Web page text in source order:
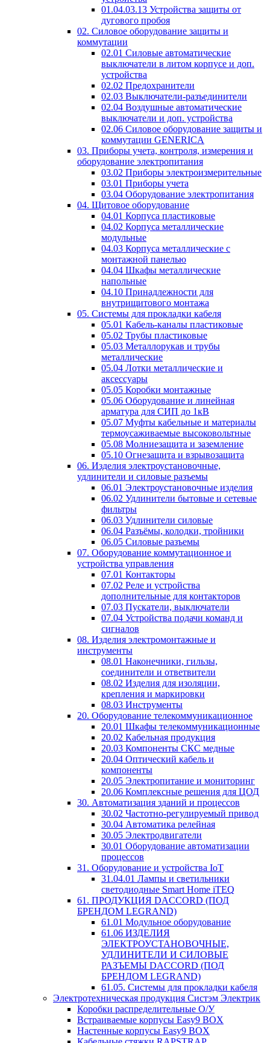
01.04.03.13 Устройства защиты от
дугового пробоя
02. Силовое оборудование защиты и
коммутации
02.01 Силовые автоматические
выключатели в литом корпусе и доп.
устройства
02.02 Предохранители
02.03 Выключатели-разъединители
02.04 Воздушные автоматические
выключатели и доп. устройства
02.06 Силовое оборудование защиты и
коммутации GENERICA
03. Приборы учета, контроля, измерения и
оборудование электропитания
03.02 Приборы электроизмерительные
03.01 Приборы учета
03.04 Оборудование электропитания
04. Щитовое оборудование
04.01 Корпуса пластиковые
04.02 Корпуса металлические
модульные
04.03 Корпуса металлические с
монтажной панелью
04.04 Шкафы металлические
напольные
04.10 Принадлежности для
внутрищитового монтажа
05. Системы для прокладки кабеля
05.01 Кабель-каналы пластиковые
05.02 Трубы пластиковые
05.03 Металлорукав и трубы
металлические
05.04 Лотки металлические и
аксессуары
05.05 Коробки монтажные
05.06 Оборудование и линейная
арматура для СИП до 1кВ
05.07 Муфты кабельные и материалы
термоусаживаемые высоковольтные
05.08 Молниезащита и заземление
05.10 Огнезащита и взрывозащита
06. Изделия электроустановочные,
удлинители и силовые разъемы
06.01 Электроустановочные изделия
06.02 Удлинители бытовые и сетевые
фильтры
06.03 Удлинители силовые
06.04 Разъёмы, колодки, тройники
06.05 Силовые разъемы
07. Оборудование коммутационное и
устройства управления
07.01 Контакторы
07.02 Реле и устройства
дополнительные для контакторов
07.03 Пускатели, выключатели
07.04 Устройства подачи команд и
сигналов
08. Изделия электромонтажные и
инструменты
08.01 Наконечники, гильзы,
соединители и ответвители
08.02 Изделия для изоляции,
крепления и маркировки
08.03 Инструменты
20. Оборудование телекоммуникационное
20.01 Шкафы телекоммуникационные
20.02 Кабельная продукция
20.03 Компоненты СКС медные
20.04 Оптический кабель и
компоненты
20.05 Электропитание и мониторинг
20.06 Комплексные решения для ЦОД
30. Автоматизация зданий и процессов
30.02 Частотно-регулируемый привод
30.04 Автоматика релейная
30.05 Электродвигатели
30.01 Оборудование автоматизации
процессов
31. Оборудование и устройства IoT
31.04.01 Лампы и светильники
светодиодные Smart Home iTEQ
61. ПРОДУКЦИЯ DACCORD (ПОД
БРЕНДОМ LEGRAND)
61.01 Модульное оборудование
61.06 ИЗДЕЛИЯ
ЭЛЕКТРОУСТАНОВОЧНЫЕ,
УДЛИНИТЕЛИ И СИЛОВЫЕ
РАЗЪЕМЫ DACCORD (ПОД
БРЕНДОМ LEGRAND)
61.05. Системы для прокладки кабеля
Электротехническая продукция Систэм Электрик
Коробки распределительные О/У
Встраиваемые корпусы Easy9 BOX
Настенные корпусы Easy9 BOX